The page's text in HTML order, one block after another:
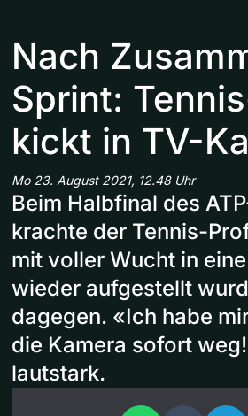
Nach
Sprint:
kickt in TV-
Mo 23. August 2021, 12.48 Uhr
Beim Halbfinal des
krachte der Tennis-
mit voller Wucht in
wieder aufgestellt
dagegen. «Ich habe
die Kamera sofort
lautstark.